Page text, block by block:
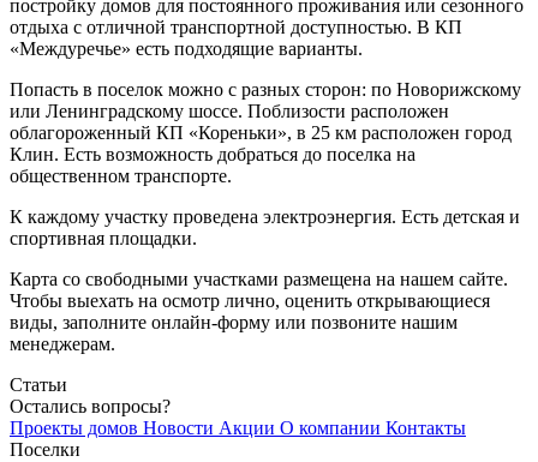
постройку домов для постоянного проживания или сезонного
отдыха с отличной транспортной доступностью. В КП
«Междуречье» есть подходящие варианты.
Попасть в поселок можно с разных сторон: по Новорижскому
или Ленинградскому шоссе. Поблизости расположен
облагороженный КП «Кореньки», в 25 км расположен город
Клин. Есть возможность добраться до поселка на
общественном транспорте.
К каждому участку проведена электроэнергия. Есть детская и
спортивная площадки.
Карта со свободными участками размещена на нашем сайте.
Чтобы выехать на осмотр лично, оценить открывающиеся
виды, заполните онлайн-форму или позвоните нашим
менеджерам.
Статьи
Остались вопросы?
Проекты домов Новости Акции О компании Контакты
Поселки